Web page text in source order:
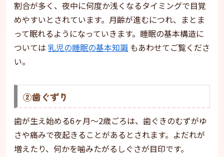
割合が多く、夜中に何度か浅くなるタイミングで目覚
めやすいとされています。月齢が進むにつれ、まとま
って眠れるようになっていきます。睡眠の基本構造に
ついては 乳児の睡眠の基本知識 もあわせてご覧くださ
い。
②歯ぐずり
歯が生え始める6ヶ月〜2歳ごろは、歯ぐきのむずがゆ
さや痛みで夜起きることがあるとされます。よだれが
増えたり、何かを噛みたがるしぐさが目印です。